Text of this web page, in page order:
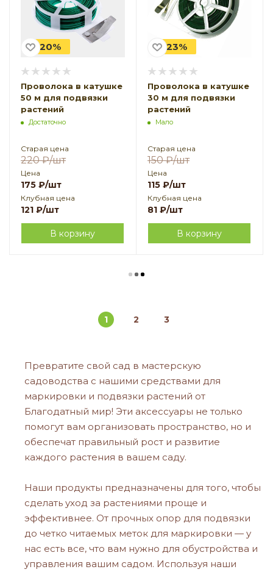
-20%
Проволока в катушке
50 м для подвязки
растений
Достаточно
Старая цена
220₽/шт
Цена
175 ₽/шт
Клубная цена
121 ₽/шт
В корзину
-23%
Проволока в катушке
30 м для подвязки
растений
Мало
Старая цена
150₽/шт
Цена
115 ₽/шт
Клубная цена
81 ₽/шт
В корзину
1 2 3
Превратите свой сад в мастерскую
садоводства с нашими средствами для
маркировки и подвязки растений от
Благодатный мир! Эти аксессуары не только
помогут вам организовать пространство, но и
обеспечат правильный рост и развитие
каждого растения в вашем саду.
Наши продукты предназначены для того, чтобы
сделать уход за растениями проще и
эффективнее. От прочных опор для подвязки
до четко читаемых меток для маркировки — у
нас есть все, что вам нужно для обустройства и
управления вашим садом. Используя наши